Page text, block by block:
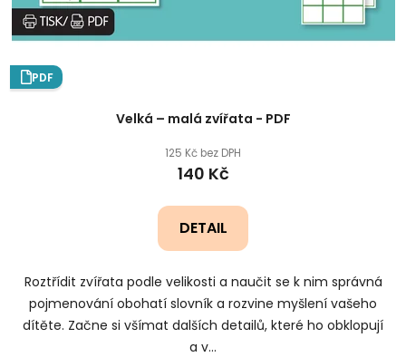
PDF
Velká – malá zvířata - PDF
125 Kč bez DPH
140 Kč
DETAIL
Roztřídit zvířata podle velikosti a naučit se k nim správná
pojmenování obohatí slovník a rozvine myšlení vašeho
dítěte. Začne si všímat dalších detailů, které ho obklopují
a v...